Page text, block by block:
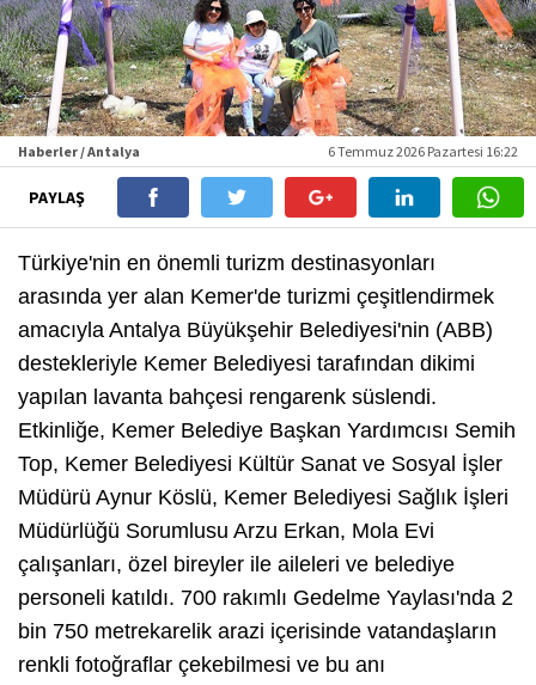
Haberler / Antalya 6 Temmuz 2026 Pazartesi 16:22
PAYLAŞ
Türkiye'nin en önemli turizm destinasyonları
arasında yer alan Kemer'de turizmi çeşitlendirmek
amacıyla Antalya Büyükşehir Belediyesi'nin (ABB)
destekleriyle Kemer Belediyesi tarafından dikimi
yapılan lavanta bahçesi rengarenk süslendi.
Etkinliğe, Kemer Belediye Başkan Yardımcısı Semih
Top, Kemer Belediyesi Kültür Sanat ve Sosyal İşler
Müdürü Aynur Köslü, Kemer Belediyesi Sağlık İşleri
Müdürlüğü Sorumlusu Arzu Erkan, Mola Evi
çalışanları, özel bireyler ile aileleri ve belediye
personeli katıldı. 700 rakımlı Gedelme Yaylası'nda 2
bin 750 metrekarelik arazi içerisinde vatandaşların
renkli fotoğraflar çekebilmesi ve bu anı